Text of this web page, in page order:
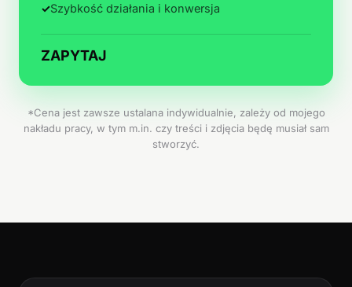
✓Szybkość działania i konwersja
ZAPYTAJ
*Cena jest zawsze ustalana indywidualnie, zależy od mojego
nakładu pracy, w tym m.in. czy treści i zdjęcia będę musiał sam
stworzyć.